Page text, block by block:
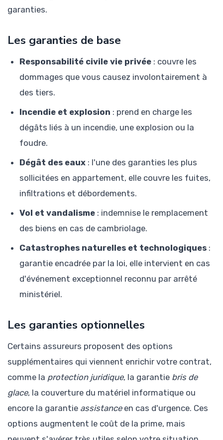
garanties.
Les garanties de base
Responsabilité civile vie privée : couvre les
dommages que vous causez involontairement à
des tiers.
Incendie et explosion : prend en charge les
dégâts liés à un incendie, une explosion ou la
foudre.
Dégât des eaux : l'une des garanties les plus
sollicitées en appartement, elle couvre les fuites,
infiltrations et débordements.
Vol et vandalisme : indemnise le remplacement
des biens en cas de cambriolage.
Catastrophes naturelles et technologiques :
garantie encadrée par la loi, elle intervient en cas
d'événement exceptionnel reconnu par arrêté
ministériel.
Les garanties optionnelles
Certains assureurs proposent des options
supplémentaires qui viennent enrichir votre contrat,
comme la protection juridique, la garantie bris de
glace, la couverture du matériel informatique ou
encore la garantie assistanceen cas d'urgence. Ces
options augmentent le coût de la prime, mais